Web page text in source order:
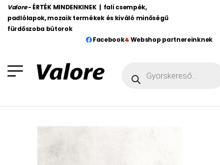
Valore - ÉRTÉK MINDENKINEK | fali csempék,
padlólapok, mozaik termékek és kiváló minőségű
fürdőszoba bútorok
Facebook
Webshop partnereinknek